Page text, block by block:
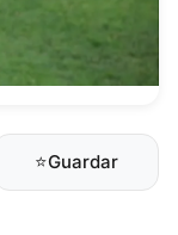
⭐Guardar